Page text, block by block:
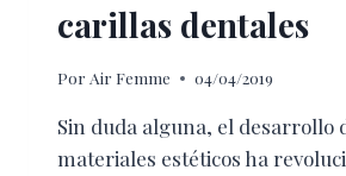
carillas dentales
Por Air Femme 04/04/2019
Sin duda alguna, el desarrollo
materiales estéticos ha